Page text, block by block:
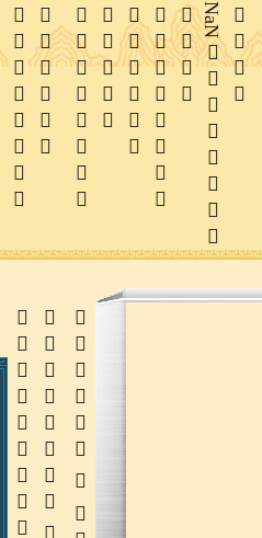

 
NaN





 